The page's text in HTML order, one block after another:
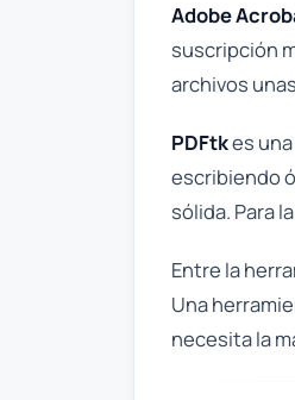
Adobe
suscripción
archivos
PDFtkes
escribiendo
sólida. Para
Entre la
Una
necesita la